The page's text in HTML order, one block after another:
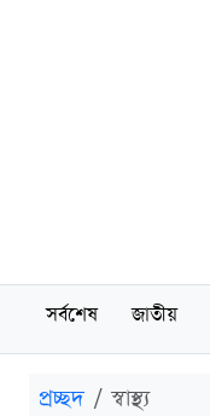
সর্বশেষ জাতীয়
প্রচ্ছদ স্বাস্থ্য